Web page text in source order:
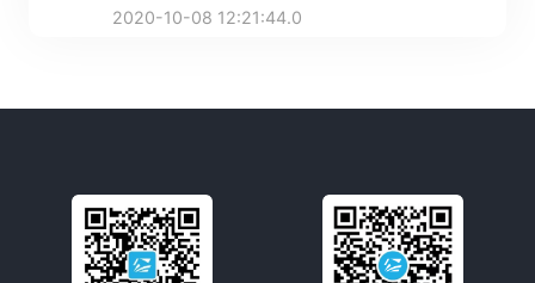
2020-10-08 12:21:44.0